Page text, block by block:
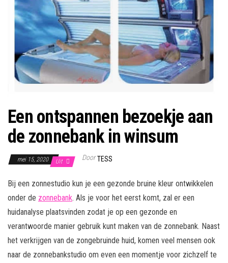
Een ontspannen bezoekje aan
de zonnebank in winsum
mei 15, 2020 Uit Door TESS
Bij een zonnestudio kun je een gezonde bruine kleur ontwikkelen
onder de zonnebank. Als je voor het eerst komt, zal er een
huidanalyse plaatsvinden zodat je op een gezonde en
verantwoorde manier gebruik kunt maken van de zonnebank. Naast
het verkrijgen van de zongebruinde huid, komen veel mensen ook
naar de zonnebankstudio om even een momentje voor zichzelf te